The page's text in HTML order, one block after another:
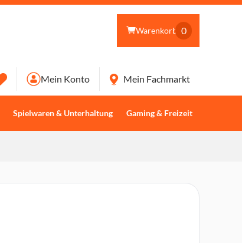
Warenkorb 0
Spielwaren & Unterhaltung Gaming & Freizeit
Mein Konto Mein Fachmarkt